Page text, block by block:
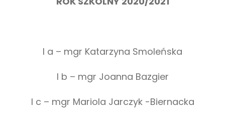
I a – mgr Katarzyna Smoleńska
I b – mgr Joanna Bazgier
I c – mgr Mariola Jarczyk -Biernacka